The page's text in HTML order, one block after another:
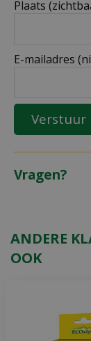
Plaats
E-mailadres
Vragen?
ANDERE
OOK